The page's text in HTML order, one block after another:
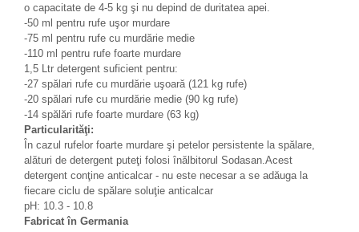
o capacitate de 4-5 kg şi nu depind de duritatea apei.
-50 ml pentru rufe uşor murdare
-75 ml pentru rufe cu murdărie medie
-110 ml pentru rufe foarte murdare
1,5 Ltr detergent suficient pentru:
-27 spălari rufe cu murdărie uşoară (121 kg rufe)
-20 spălari rufe cu murdărie medie (90 kg rufe)
-14 spălări rufe foarte murdare (63 kg)
Particularităţi:
În cazul rufelor foarte murdare şi petelor persistente la spălare,
alături de detergent puteţi folosi înălbitorul Sodasan.Acest
detergent conţine anticalcar - nu este necesar a se adăuga la
fiecare ciclu de spălare soluţie anticalcar
pH: 10.3 - 10.8
Fabricat în Germania